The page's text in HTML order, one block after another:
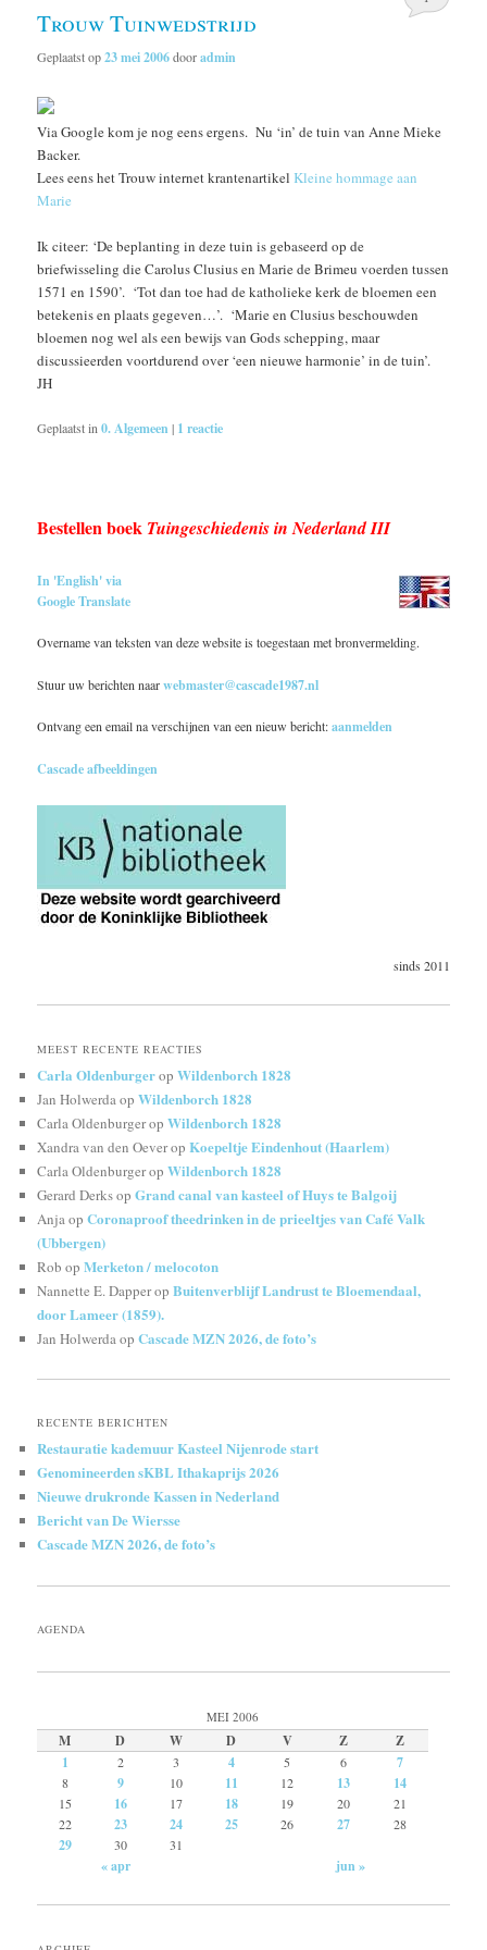
Trouw Tuinwedstrijd
Geplaatst op23 mei 2006dooradmin
Via Google kom je nog eens ergens. Nu ‘in’ de tuin van Anne Mieke
Backer.
Lees eens het Trouw internet krantenartikel Kleine hommage aan
Marie
Ik citeer: ‘De beplanting in deze tuin is gebaseerd op de
briefwisseling die Carolus Clusius en Marie de Brimeu voerden tussen
1571 en 1590’. ‘Tot dan toe had de katholieke kerk de bloemen een
betekenis en plaats gegeven…’. ‘Marie en Clusius beschouwden
bloemen nog wel als een bewijs van Gods schepping, maar
discussieerden voortdurend over ‘een nieuwe harmonie’ in de tuin’.
JH
Geplaatst in 0. Algemeen | 1 reactie
Bestellen boek Tuingeschiedenis in Nederland III
In 'English' via
Google Translate
Overname van teksten van deze website is toegestaan met bronvermelding.
Stuur uw berichten naarwebmaster@cascade1987.nl
Ontvang een email na verschijnen van een nieuw bericht:aanmelden
Cascade afbeeldingen
sinds 2011
MEEST RECENTE REACTIES
Carla OldenburgeropWildenborch 1828
Jan Holwerda opWildenborch 1828
Carla OldenburgeropWildenborch 1828
Xandra van den OeveropKoepeltje Eindenhout (Haarlem)
Carla OldenburgeropWildenborch 1828
Gerard DerksopGrand canal van kasteel of Huys te Balgoij
Anja opCoronaproof theedrinken in de prieeltjes van Café Valk
(Ubbergen)
Rob opMerketon / melocoton
Nannette E. DapperopBuitenverblijf Landrust te Bloemendaal,
door Lameer (1859).
Jan Holwerda opCascade MZN 2026, de foto’s
RECENTE BERICHTEN
Restauratie kademuur Kasteel Nijenrode start
Genomineerden sKBL Ithakaprijs 2026
Nieuwe drukronde Kassen in Nederland
Bericht van De Wiersse
Cascade MZN 2026, de foto’s
AGENDA
MEI 2006
M D W D V Z
Z
1
2 3 4 5 6 7
8 9 10 11 12 13 14
15 16 17 18 19 20
21
22
23 24 25 26 27 28
29 30 31
« apr jun »